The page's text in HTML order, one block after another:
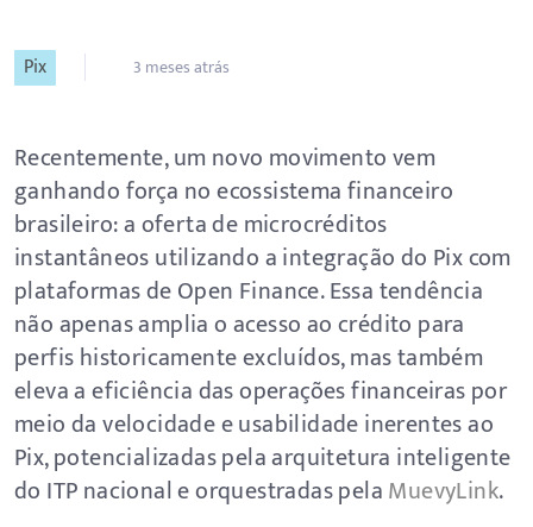
Pix 3 meses atrás
Recentemente, um novo movimento vem
ganhando força no ecossistema financeiro
brasileiro: a oferta de microcréditos
instantâneos utilizando a integração do Pix com
plataformas de Open Finance. Essa tendência
não apenas amplia o acesso ao crédito para
perfis historicamente excluídos, mas também
eleva a eficiência das operações financeiras por
meio da velocidade e usabilidade inerentes ao
Pix, potencializadas pela arquitetura inteligente
do ITP nacional e orquestradas pelaMuevyLink.